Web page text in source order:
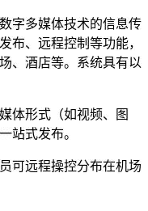
字多媒体技术的信息传
布、远程控制等功能，
、酒店等。系统具有以
体形式（如视频、图
站式发布。
可远程操控分布在机场